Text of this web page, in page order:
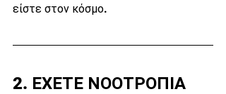
είστε στον κόσμο.
2. ΕΧΕΤΕ ΝΟΟΤΡΟΠΙΑ